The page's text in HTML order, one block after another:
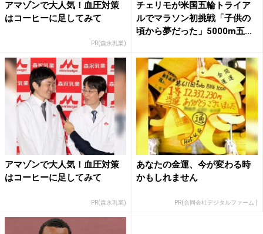
アマゾンで大人気！血圧対策
はコーヒーに足してみて
PR(森永乳業)
チェリモが米国五輪トライア
ルでマラソン初挑戦「子供の
頃から夢だった」5000m五...
アマゾンで大人気！血圧対策
はコーヒーに足してみて
PR(森永乳業)
あなたの金運、今が変わる時
かもしれません
PR(合同会社デジタルファーム )